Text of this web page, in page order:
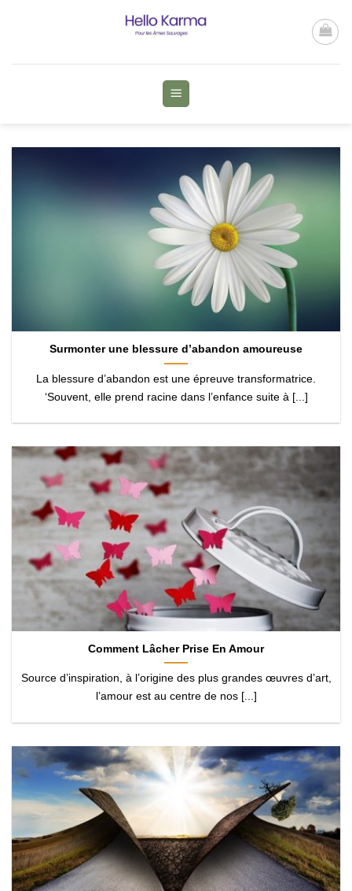
Surmonter une blessure d’abandon amoureuse
La blessure d’abandon est une épreuve transformatrice.
‘Souvent, elle prend racine dans l’enfance suite à [...]
Comment Lâcher Prise En Amour
Source d’inspiration, à l’origine des plus grandes œuvres d’art,
l’amour est au centre de nos [...]